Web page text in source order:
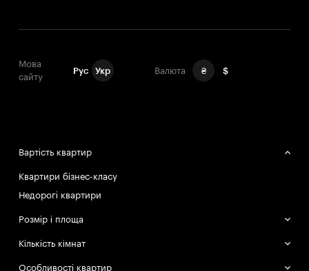
Мова
сайту
Рус Укр Валюта ₴ $
Вартість квартир
Квартири бізнес-класу
Недорогі квартири
Розмір і площа
Великі квартири
Маленькі квартири
Кількість кімнат
Однокімнатні квартири
Особливості квартир